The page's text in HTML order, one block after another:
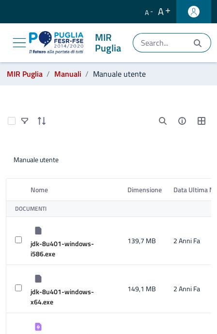
A
A
MIR
Puglia
MIR Puglia Manuali Manuale utente
Select Items
Manuale utente
Elemento Selezionato
Nome Dimensione Data Ultima
DOCUMENTI
jdk-8u401-windows-
i586.exe
139,7 MB 2 Anni Fa
jdk-8u401-windows-
x64.exe
149,1 MB 2 Anni Fa